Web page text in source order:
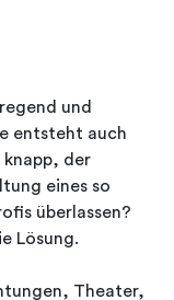
und
entsteht auch
knapp, der
eines so
überlassen?
Lösung.
Theater,